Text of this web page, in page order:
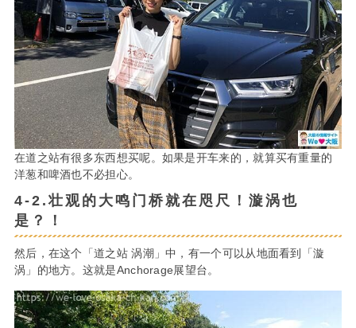
在道之站有很多东西想买呢。如果是开车来的，就算买有重量的
洋葱和啤酒也不必担心。
4-2.壮观的大鸣门桥就在咫尺！漩涡也
是？！
然后，在这个「道之站 涡潮」中，有一个可以从地面看到「漩
涡」的地方。这就是Anchorage展望台。